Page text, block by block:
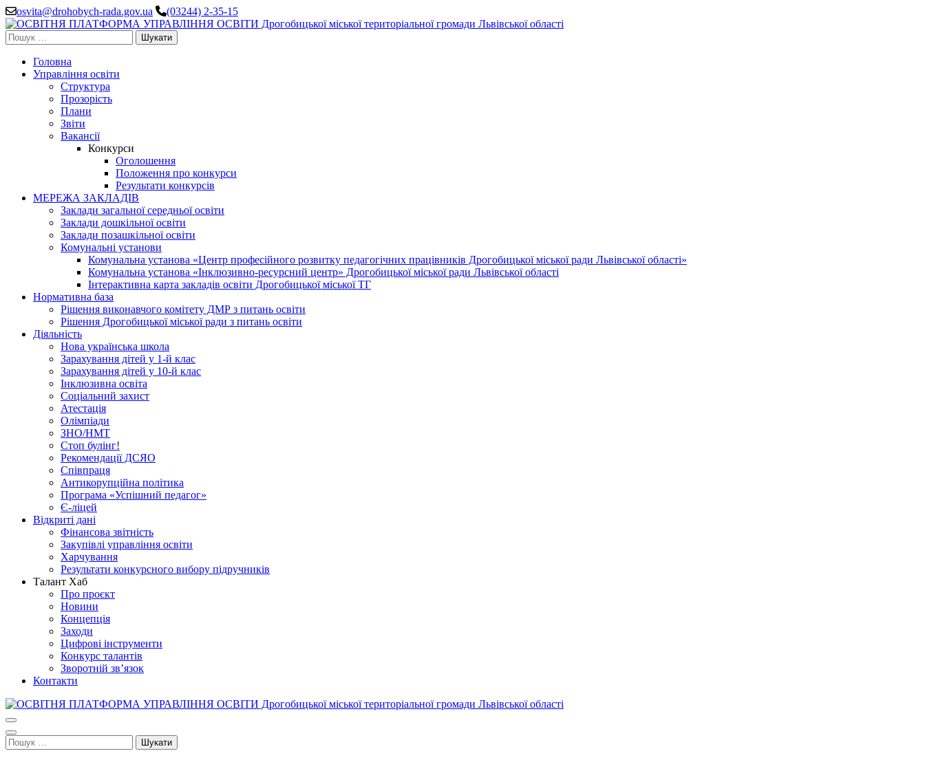
Перейти
до
вмісту
(натисніть
Enter)
osvita@drohobych-rada.gov.ua (03244) 2-35-15
Пошук:
Головна
Управління освіти
Структура
Прозорість
Плани
Звіти
Вакансії
Конкурси
Оголошення
Положення про конкурси
Результати конкурсів
МЕРЕЖА ЗАКЛАДІВ
Заклади загальної середньої освіти
Заклади дошкільної освіти
Заклади позашкільної освіти
Комунальні установи
Комунальна установа «Центр професійного розвитку педагогічних працівників Дрогобицької міської ради Львівської області»
Комунальна установа «Інклюзивно-ресурсний центр» Дрогобицької міської ради Львівської області
Інтерактивна карта закладів освіти Дрогобицької міської ТГ
Нормативна база
Рішення виконавчого комітету ДМР з питань освіти
Рішення Дрогобицької міської ради з питань освіти
Діяльність
Нова українська школа
Зарахування дітей у 1-й клас
Зарахування дітей у 10-й клас
Інклюзивна освіта
Соціальний захист
Атестація
Олімпіади
ЗНО/НМТ
Стоп булінг!
Рекомендації ДСЯО
Співпраця
Антикорупційна політика
Програма «Успішний педагог»
Є-ліцей
Відкриті дані
Фінансова звітність
Закупівлі управління освіти
Харчування
Результати конкурсного вибору підручників
Талант Хаб
Про проєкт
Новини
Концепція
Заходи
Цифрові інструменти
Конкурс талантів
Зворотній зв’язок
Контакти
Пошук: